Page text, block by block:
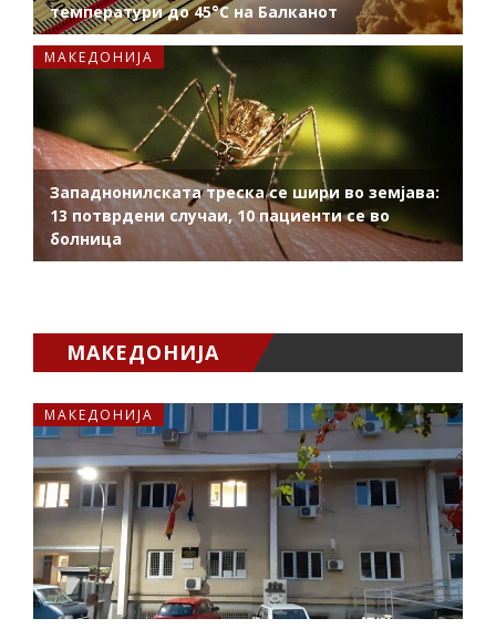
температури до 45°C на Балканот
МАКЕДОНИЈА
Западнонилската треска се шири во земјава:
13 потврдени случаи, 10 пациенти се во
болница
МАКЕДОНИЈА
МАКЕДОНИЈА